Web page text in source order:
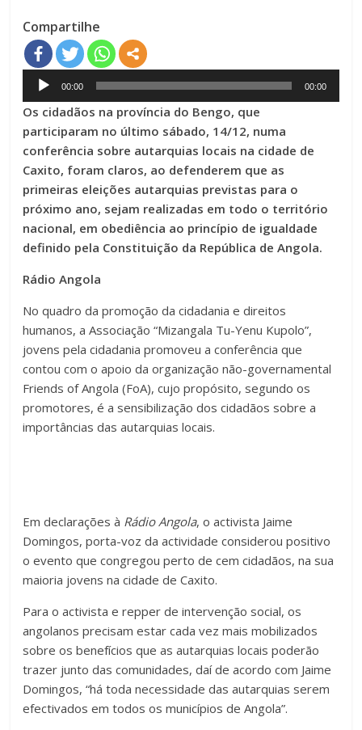
Compartilhe
Audio
Player
00:00 00:00
Os cidadãos na província do Bengo, que
participaram no último sábado, 14/12, numa
conferência sobre autarquias locais na cidade de
Caxito, foram claros, ao defenderem que as
primeiras eleições autarquias previstas para o
próximo ano, sejam realizadas em todo o território
nacional, em obediência ao princípio de igualdade
definido pela Constituição da República de Angola.
Rádio Angola
No quadro da promoção da cidadania e direitos
humanos, a Associação “Mizangala Tu-Yenu Kupolo”,
jovens pela cidadania promoveu a conferência que
contou com o apoio da organização não-governamental
Friends of Angola (FoA), cujo propósito, segundo os
promotores, é a sensibilização dos cidadãos sobre a
importâncias das autarquias locais.
Em declarações à Rádio Angola, o activista Jaime
Domingos, porta-voz da actividade considerou positivo
o evento que congregou perto de cem cidadãos, na sua
maioria jovens na cidade de Caxito.
Para o activista e repper de intervenção social, os
angolanos precisam estar cada vez mais mobilizados
sobre os benefícios que as autarquias locais poderão
trazer junto das comunidades, daí de acordo com Jaime
Domingos, “há toda necessidade das autarquias serem
efectivados em todos os municípios de Angola”.